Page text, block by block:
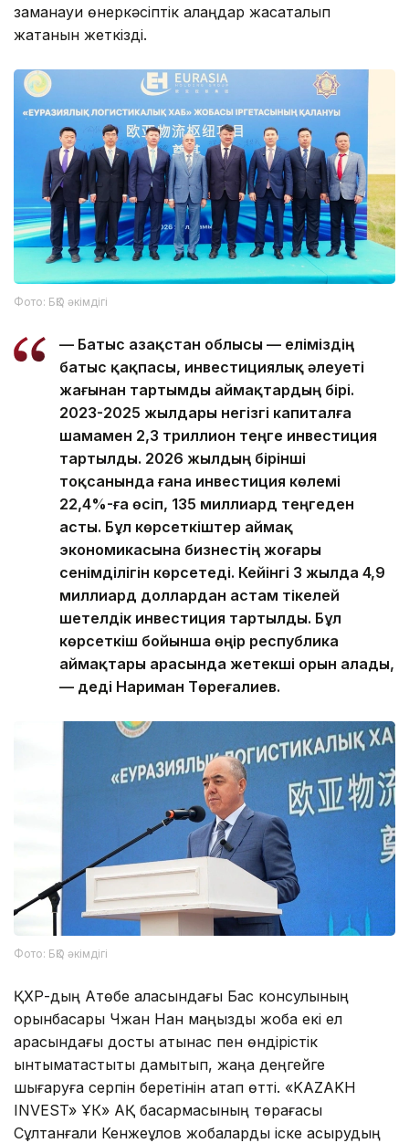
заманауи өнеркәсіптік алаңдар жасақталып
жатқанын жеткізді.
Фото: БҚО әкімдігі
— Батыс Қазақстан облысы — еліміздің
батыс қақпасы, инвестициялық әлеуеті
жағынан тартымды аймақтардың бірі.
2023-2025 жылдары негізгі капиталға
шамамен 2,3 триллион теңге инвестиция
тартылды. 2026 жылдың бірінші
тоқсанында ғана инвестиция көлемі
22,4%-ға өсіп, 135 миллиард теңгеден
асты. Бұл көрсеткіштер аймақ
экономикасына бизнестің жоғары
сенімділігін көрсетеді. Кейінгі 3 жылда 4,9
миллиард доллардан астам тікелей
шетелдік инвестиция тартылды. Бұл
көрсеткіш бойынша өңір республика
аймақтары арасында жетекші орын алады,
— деді Нариман Төреғалиев.
Фото: БҚО әкімдігі
ҚХР-дың Ақтөбе қаласындағы Бас консулының
орынбасары Чжан Нан маңызды жоба екі ел
арасындағы достық қатынас пен өндірістік
ынтымақтастықты дамытып, жаңа деңгейге
шығаруға серпін беретінін атап өтті. «KAZAKH
INVEST» ҰК» АҚ басқармасының төрағасы
Сұлтанғали Кенжеқұлов жобаларды іске асырудың